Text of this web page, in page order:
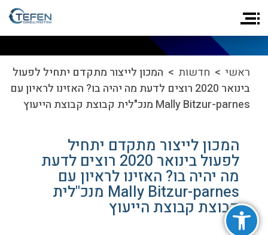
פתח סרגל נגישות
ראשי > חדשות > המכון לייצור מתקדם יתחיל לפעול
בינואר 2020 רוצים לדעת מה יהיה בו? האזינו לראיון עם
Mally Bitzur-parnes מנכ"לית קבוצת קבוצת הייעוץ
המכון לייצור מתקדם יתחיל
לפעול בינואר 2020 רוצים לדעת
מה יהיה בו? האזינו לראיון עם
Mally Bitzur-parnes מנכ"לית
קבוצת קבוצת הייעוץ